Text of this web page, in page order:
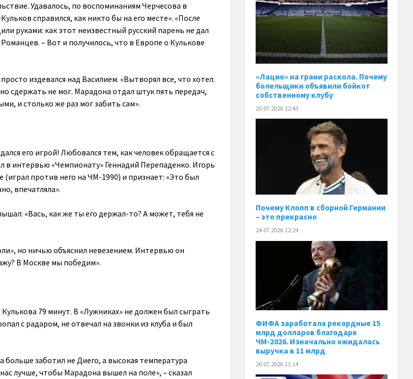
Удавалось, по воспоминаниям Черчесова в
справился, как никто бы на его месте». «После
руками: как этот неизвестный русский парень не дал
– Вот и получилось, что в Европе о Кулькове
издевался над Василием. «Вытворял все, что хотел.
сдержать не мог. Марадона отдал штук пять передач,
и столько же раз мог забить сам».
его игрой! Любовался тем, как человек обращается с
в интервью «Чемпионату» Геннадий Перепаденко. Игорь
против него на ЧМ-1990) и признает: «Это был
впечатляла».
«Вась, как же ты его держал-то? А может, тебя не
но ничью объяснил невезением. Интервью он
В Москве мы победим».
79 минут. В «Лужниках» не должен был сыграть
с радаром, не отвечал на звонки из клуба и был
заботил не Диего, а высокая температура
лучше, чтобы Марадона вышел на поле», – сказал
«Лацио» на грани раскола. Почему
болельщики объявили бойкот
собственному клубу
25.07.2026 12:43
Почему Клопп в сборной Германии
– это прекрасно
24.07.2026 12:24
ФИФА заработала рекордные 15
млрд долларов благодаря
ЧМ-2026. Изначально ожидалась
выручка в 11 млрд
20.07.2026 11:14